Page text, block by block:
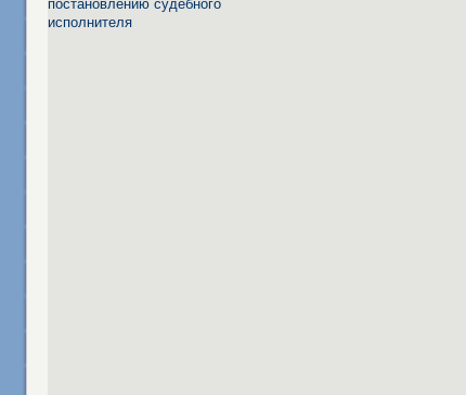
постановлению судебного
исполнителя